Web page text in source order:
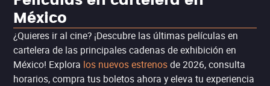
México
¿Quieres ir al cine? ¡Descubre las últimas películas en
cartelera de las principales cadenas de exhibición en
México! Explora los nuevos estrenosde 2026, consulta
horarios, compra tus boletos ahora y eleva tu experiencia